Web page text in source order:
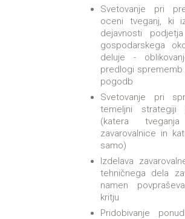
Svetovanje pri
oceni tveganj, ki
dejavnosti
gospodarskega
deluje -
predlogi sprememb
pogodb
Svetovanje pri
temeljni strategiji
(katera
zavarovalnice in
samo)
Izdelava
tehničnega dela
namen
kritju
Pridobivanje